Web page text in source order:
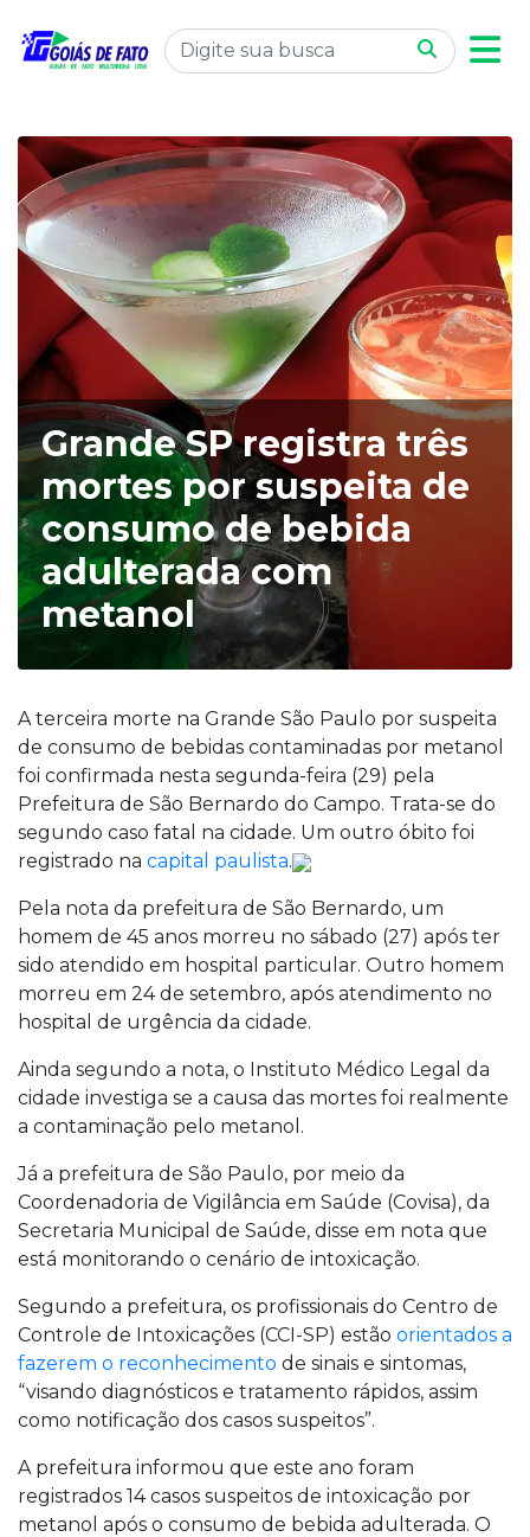
Grande SP registra três
mortes por suspeita de
consumo de bebida
adulterada com
metanol
A terceira morte na Grande São Paulo por suspeita
de consumo de bebidas contaminadas por metanol
foi confirmada nesta segunda-feira (29) pela
Prefeitura de São Bernardo do Campo. Trata-se do
segundo caso fatal na cidade. Um outro óbito foi
registrado na capital paulista.
Pela nota da prefeitura de São Bernardo, um
homem de 45 anos morreu no sábado (27) após ter
sido atendido em hospital particular. Outro homem
morreu em 24 de setembro, após atendimento no
hospital de urgência da cidade.
Ainda segundo a nota, o Instituto Médico Legal da
cidade investiga se a causa das mortes foi realmente
a contaminação pelo metanol.
Já a prefeitura de São Paulo, por meio da
Coordenadoria de Vigilância em Saúde (Covisa), da
Secretaria Municipal de Saúde, disse em nota que
está monitorando o cenário de intoxicação.
Segundo a prefeitura, os profissionais do Centro de
Controle de Intoxicações (CCI-SP) estão orientados a
fazerem o reconhecimento de sinais e sintomas,
“visando diagnósticos e tratamento rápidos, assim
como notificação dos casos suspeitos”.
A prefeitura informou que este ano foram
registrados 14 casos suspeitos de intoxicação por
metanol após o consumo de bebida adulterada. O